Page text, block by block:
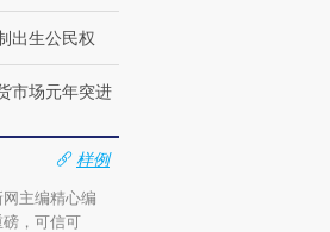
出生公民权
市场元年突进
样例
主编精心编
，可信可